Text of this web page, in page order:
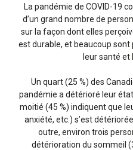
La pandémie de COVID-19
d’un grand nombre de
sur la façon dont elles
est durable, et beaucoup
leur santé et
Un quart (25 %) des
pandémie a détérioré leur
moitié (45 %) indiquent que
anxiété, etc.) s’est
outre, environ trois
détérioration du sommeil